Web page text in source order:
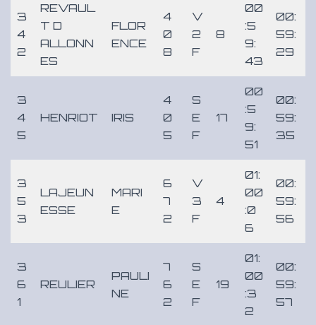
3
4
2
REVAUL
T D
ALLONN
ES
FLOR
ENCE
4
0
8
V
2
F
8
00
:5
9:
43
00:
59:
29
3
4
5
HENRIOT IRIS
4
0
5
S
E
F
17
00
:5
9:
51
00:
59:
35
3
5
3
LAJEUN
ESSE
MARI
E
6
7
2
V
3
F
4
01:
00
:0
6
00:
59:
56
3
6
1
REULIER
PAULI
NE
7
6
2
S
E
F
19
01:
00
:3
2
00:
59:
57